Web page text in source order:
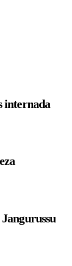
internada